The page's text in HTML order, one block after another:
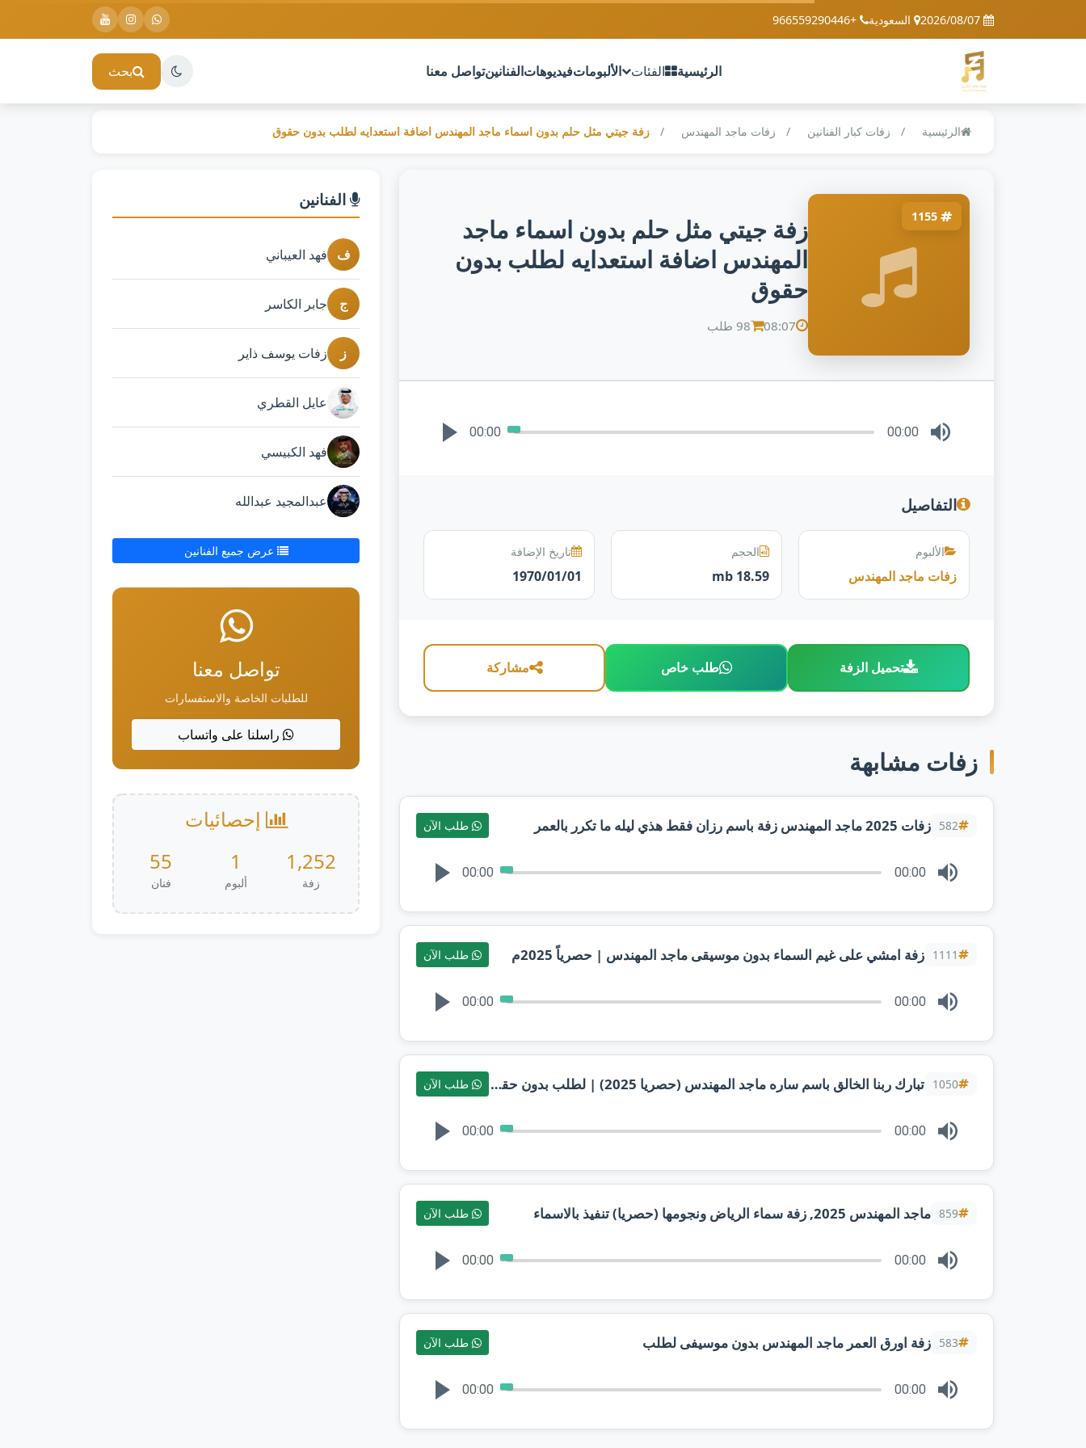
السعودية +966559290446
الرئيسية الفئات الألبوماتفيديوهاتالفنانينتواصل معنا بحث
الرئيسية زفات كبار الفنانين زفات ماجد المهندس زفة جيتي مثل حلم بدون اسماء ماجد المهندس اضافة استعدايه لطلب بدون حقوق
زفة جيتي مثل حلم بدون اسماء ماجد
المهندس اضافة استعدايه لطلب بدون
حقوق
08:07 98 طلب
00:00 00:00
التفاصيل
الألبوم
زفات ماجد المهندس
الحجم
18.59 mb
تاريخ الإضافة
1970/01/01
تحميل الزفة طلب خاص مشاركة
زفات مشابهة
582 زفات 2025 ماجد المهندس زفة باسم رزان فقط هذي ليله ما تكرر بالعمر طلب الآن
00:00 00:00
1111 زفة امشي على غيم السماء بدون موسيقى ماجد المهندس | حصرياً 2025م طلب الآن
00:00 00:00
1050 تبارك ربنا الخالق باسم ساره ماجد المهندس (حصريا 2025) | لطلب بدون حقوق طلب الآن
00:00 00:00
859 ماجد المهندس 2025, زفة سماء الرياض ونجومها (حصريا) تنفيذ بالاسماء طلب الآن
00:00 00:00
583 زفة اورق العمر ماجد المهندس بدون موسيفى لطلب طلب الآن
00:00 00:00
الفنانين
ف فهد العيباني
ج جابر الكاسر
ز زفات يوسف ذاير
عايل القطري
فهد الكبيسي
عبدالمجيد عبدالله
عرض جميع الفنانين
تواصل معنا
للطلبات الخاصة والاستفسارات
راسلنا على واتساب
إحصائيات
1,252
زفة
1
ألبوم
55
فنان